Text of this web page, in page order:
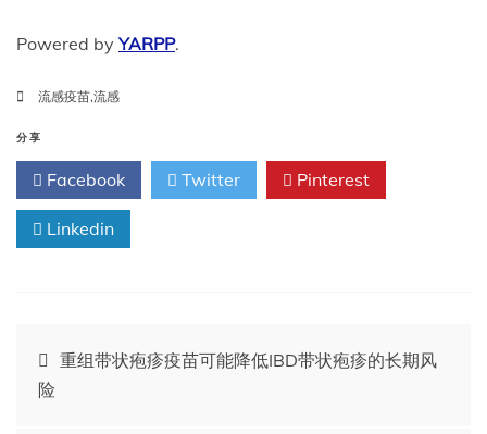
Powered byYARPP.
流感疫苗,流感
分享
Facebook Twitter Pinterest
Linkedin
文
章
重组带状疱疹疫苗可能降低IBD带状疱疹的长期风
险